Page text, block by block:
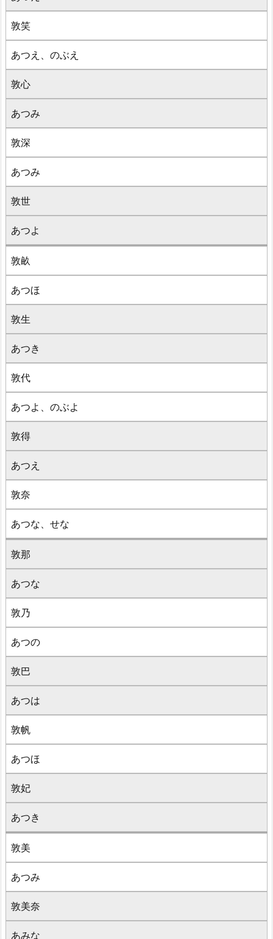
敦笑
あつえ、のぶえ
敦心
あつみ
敦深
あつみ
敦世
あつよ
敦畝
あつほ
敦生
あつき
敦代
あつよ、のぶよ
敦得
あつえ
敦奈
あつな、せな
敦那
あつな
敦乃
あつの
敦巴
あつは
敦帆
あつほ
敦妃
あつき
敦美
あつみ
敦美奈
あみな